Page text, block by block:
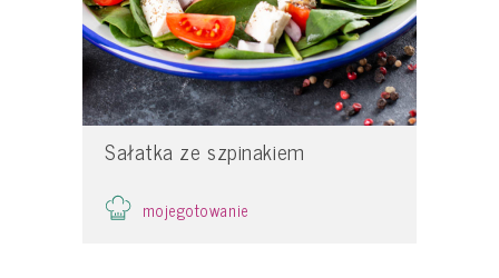
Sałatka ze szpinakiem
mojegotowanie